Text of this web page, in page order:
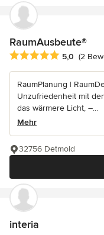
RaumAusbeute®
Durchschnittliche
5,0 (2
RaumPlanung |
Unzufriedenheit mit
das wärmere Licht, –...
Mehr
32756 Detmold
interia